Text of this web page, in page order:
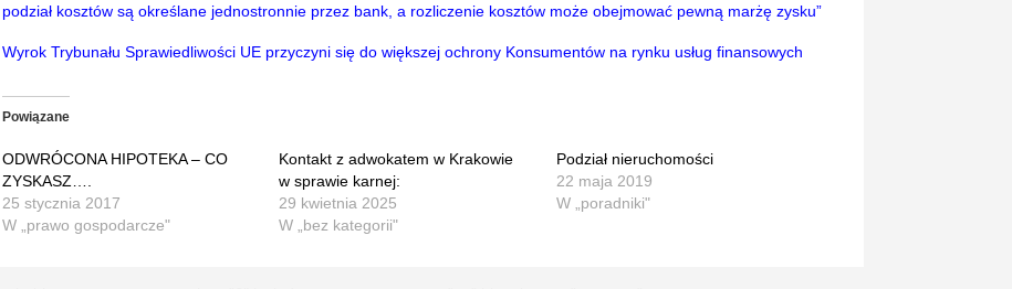
podział kosztów są określane jednostronnie przez bank, a rozliczenie kosztów może obejmować pewną marżę zysku”
Wyrok Trybunału Sprawiedliwości UE przyczyni się do większej ochrony Konsumentów na rynku usług finansowych
Powiązane
ODWRÓCONA HIPOTEKA – CO
ZYSKASZ….
25 stycznia 2017
W „prawo gospodarcze"
Kontakt z adwokatem w Krakowie
w sprawie karnej:
29 kwietnia 2025
W „bez kategorii"
Podział nieruchomości
22 maja 2019
W „poradniki"